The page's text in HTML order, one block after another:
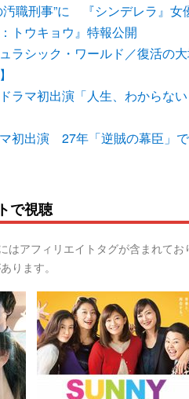
汚職刑事”に 『シンデレラ』
トウキョウ』特報公開
ラシック・ワールド／復活の
ラマ初出演「人生、わからな
初出演 27年「逆賊の幕臣」
で視聴
はアフィリエイトタグが含まれて
ります。